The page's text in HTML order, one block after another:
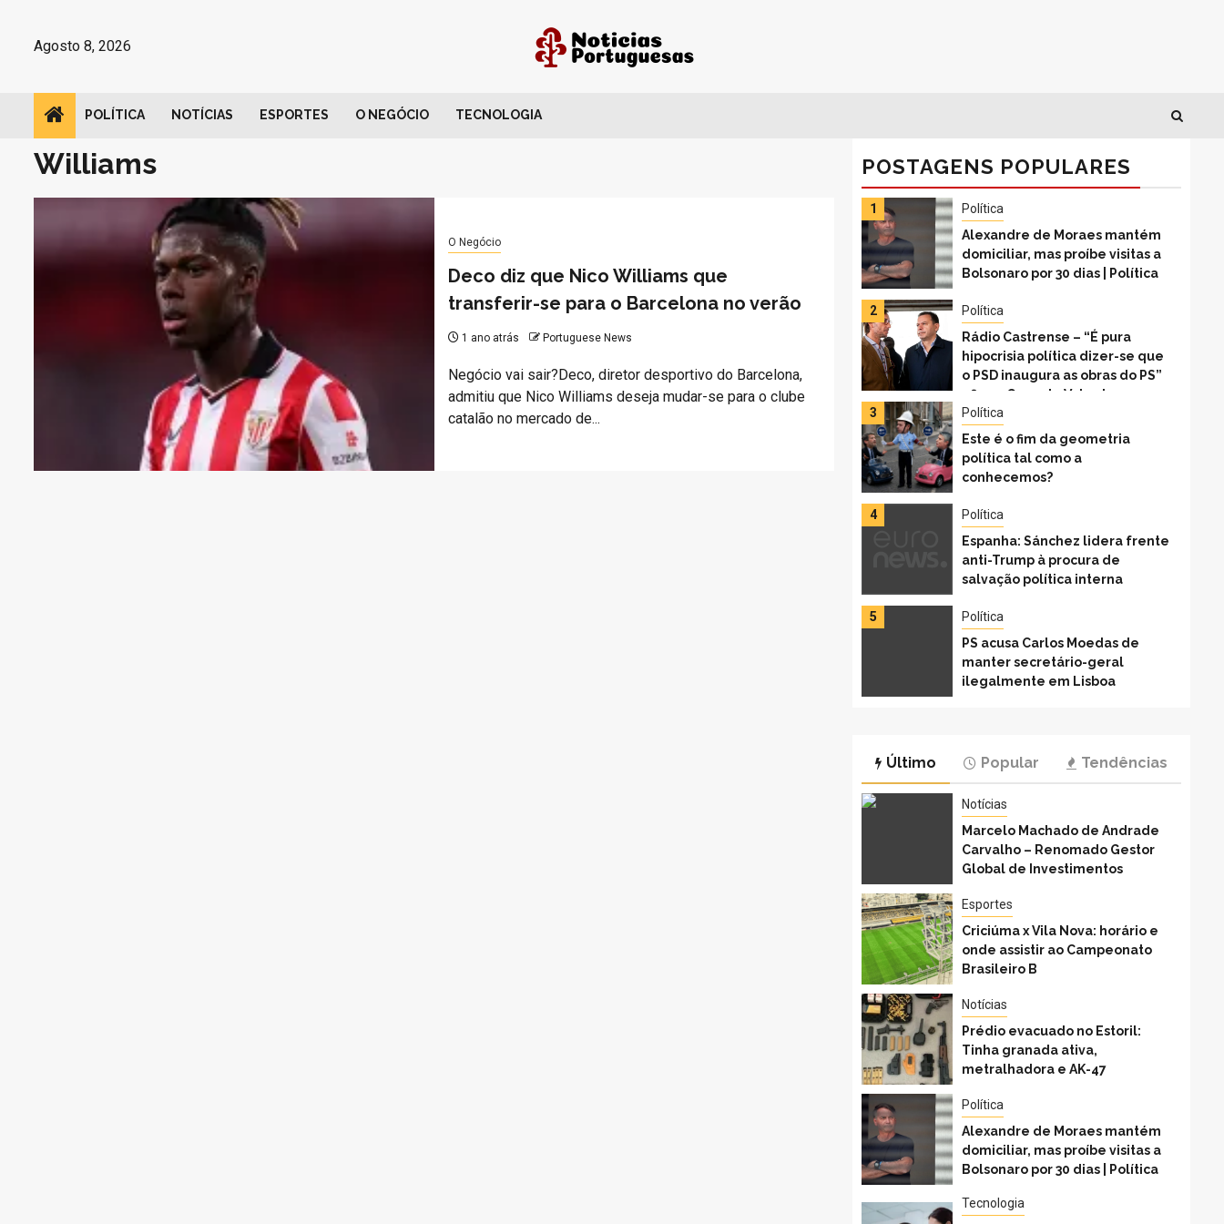
Agosto 8, 2026
POLÍTICA NOTÍCIAS ESPORTES O NEGÓCIO TECNOLOGIA
Williams
O Negócio
Deco diz que Nico Williams que
transferir-se para o Barcelona no verão
1 ano atrás Portuguese News
Negócio vai sair?Deco, diretor desportivo do Barcelona,
admitiu que Nico Williams deseja mudar-se para o clube
catalão no mercado de...
POSTAGENS POPULARES
1
Política
Alexandre de Moraes mantém
domiciliar, mas proíbe visitas a
Bolsonaro por 30 dias | Política
2
Política
Rádio Castrense – “É pura
hipocrisia política dizer-se que
o PSD inaugura as obras do PS”
afirma Gonçalo Valente
3
Política
Este é o fim da geometria
política tal como a
conhecemos?
4
Política
Espanha: Sánchez lidera frente
anti-Trump à procura de
salvação política interna
5
Política
PS acusa Carlos Moedas de
manter secretário-geral
ilegalmente em Lisboa
teletrabalho na Justiça Eleitora
– 17/02/2026 – Política
Último Popular Tendências
Notícias
Marcelo Machado de Andrade
Carvalho – Renomado Gestor
Global de Investimentos
Esportes
Criciúma x Vila Nova: horário e
onde assistir ao Campeonato
Brasileiro B
Notícias
Prédio evacuado no Estoril:
Tinha granada ativa,
metralhadora e AK-47
Política
Alexandre de Moraes mantém
domiciliar, mas proíbe visitas a
Bolsonaro por 30 dias | Política
Tecnologia